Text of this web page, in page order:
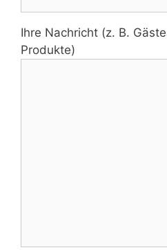
Ihre Nachricht (z. B.
Produkte)